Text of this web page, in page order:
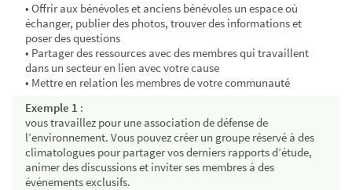
• Offrir aux bénévoles et anciens bénévoles un espace où
échanger, publier des photos, trouver des informations et
poser des questions
• Partager des ressources avec des membres qui travaillent
dans un secteur en lien avec votre cause
• Mettre en relation les membres de votre communauté
Exemple 1 :
vous travaillez pour une association de défense de
l’environnement. Vous pouvez créer un groupe réservé à des
climatologues pour partager vos derniers rapports d’étude,
animer des discussions et inviter ses membres à des
événements exclusifs.